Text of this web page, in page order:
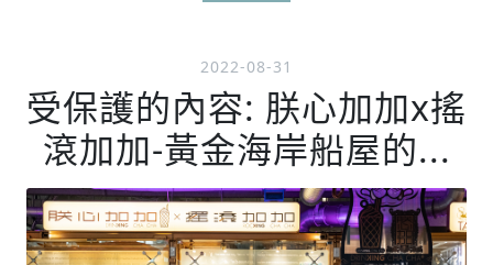
2022-08-31
受保護的內容: 朕心加加x搖
滾加加-黃金海岸船屋的...